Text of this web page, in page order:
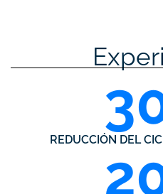
REDUCCIÓN DEL